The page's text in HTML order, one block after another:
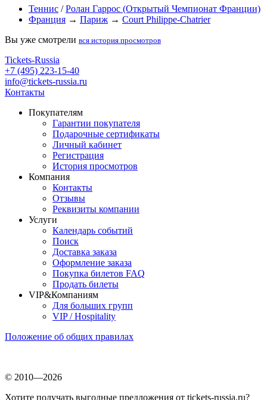
Теннис /Ролан Гаррос (Открытый Чемпионат Франции)
Франция → Париж → Court Philippe-Chatrier
Вы уже смотрели вся история просмотров
Tickets-Russia
+7 (495) 223-15-40
info@tickets-russia.ru
Контакты
Покупателям
Гарантии покупателя
Подарочные сертификаты
Личный кабинет
Регистрация
История просмотров
Компания
Контакты
Отзывы
Реквизиты компании
Услуги
Календарь событий
Поиск
Доставка заказа
Оформление заказа
Покупка билетов FAQ
Продать билеты
VIP&Компаниям
Для больших групп
VIP / Hospitality
Положение об общих правилах
© 2010—2026
Хотите получать выгодные предложения от tickets-russia.ru?